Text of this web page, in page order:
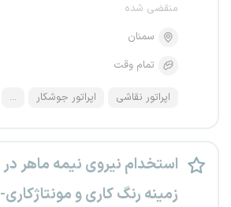
منقضی شده
سمنان
تمام وقت
اپراتور نقاشی اپراتور جوشکار ...
استخدام نیروی نیمه ماهر در
زمینه رنگ کاری و مونتاژکاری-